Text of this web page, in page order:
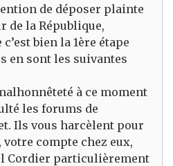
de déposer plainte
de la République,
bien la 1ère étape
en sont les suivantes
à ce moment
les forums de
Ils vous harcèlent pour
votre compte chez eux,
Cordier particulièrement